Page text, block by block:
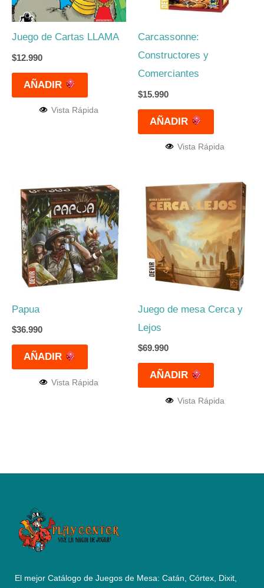
Juego de Cartas LLAMA
$12.990
AÑADIR
Vista Rápida
Carcassonne:
Constructores y
Comerciantes
$15.990
AÑADIR
Vista Rápida
Papua
$36.990
AÑADIR
Vista Rápida
Juego de mesa Cerca y
Lejos
$69.990
AÑADIR
Vista Rápida
El mejor Catálogo de Juegos de Mesa: Catán, Córtex, Dixit,